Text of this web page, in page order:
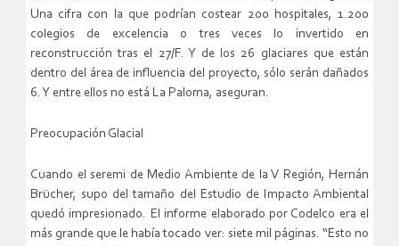
Una cifra con la que podrían costear 200 hospitales, 1.200
colegios de excelencia o tres veces lo invertido en
reconstrucción tras el 27/F. Y de los 26 glaciares que están
dentro del área de influencia del proyecto, sólo serán dañados
6. Y entre ellos no está La Paloma, aseguran.
Preocupación Glacial
Cuando el seremi de Medio Ambiente de la V Región, Hernán
Brücher, supo del tamaño del Estudio de Impacto Ambiental
quedó impresionado. El informe elaborado por Codelco era el
más grande que le había tocado ver: siete mil páginas. “Esto no